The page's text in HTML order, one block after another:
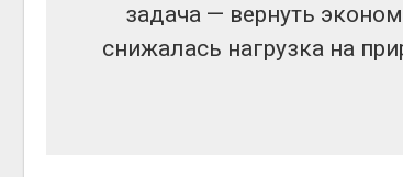
задача — вернуть
снижалась нагрузка на